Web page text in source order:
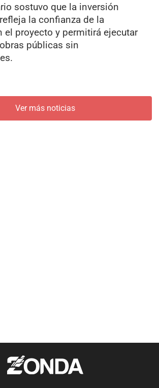
sostuvo que la inversión
la confianza de la
el proyecto y permitirá ejecutar
públicas sin
Ver más noticias